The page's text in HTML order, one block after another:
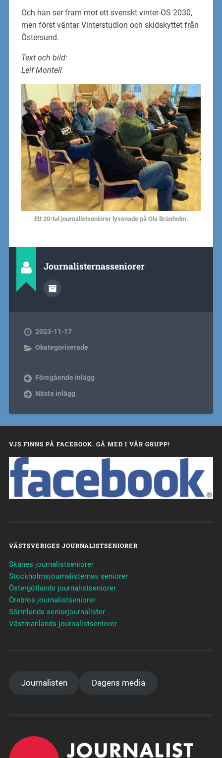
Och han ser fram mot ett svenskt vinter-OS 2030,
men först väntar Vinterstudion och skidskyttet från
Östersund.
Text och bild:
Leif Montell
Ett 20-tal journalistseniorer lyssnade på Ola Bränholm.
Journalisternasseniorer
2023-11-17
Okategoriserade
Föregående inlägg
Nästa inlägg
VJS FINNS PÅ FACEBOOK. GÅ MED I VÅR GRUPP!
VÄSTSVERIGES JOURNALISTSENIORER
Skånes journalistseniorer
Stockholmsjournalisternas seniorer
Östergötlands journalistseniorer
Örebros journalistseniorer
Sörmlands seniorjournalister
Västmanlands journalistseniorer
Journalisten Dagens media